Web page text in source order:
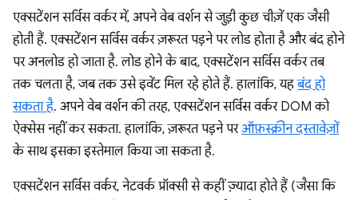
एक्सटेंशन सर्विस वर्कर में, अपने वेब वर्शन से जुड़ी कुछ चीज़ें एक जैसी
होती हैं. एक्सटेंशन सर्विस वर्कर ज़रूरत पड़ने पर लोड होता है और बंद होने
पर अनलोड हो जाता है. लोड होने के बाद, एक्सटेंशन सर्विस वर्कर तब
तक चलता है, जब तक उसे इवेंट मिल रहे होते हैं. हालांकि, यहबंद हो
सकता है. अपने वेब वर्शन की तरह, एक्सटेंशन सर्विस वर्कर DOM को
ऐक्सेस नहीं कर सकता. हालांकि, ज़रूरत पड़ने परऑफ़स्क्रीन दस्तावेज़ों
के साथ इसका इस्तेमाल किया जा सकता है.
एक्सटेंशन सर्विस वर्कर, नेटवर्क प्रॉक्सी से कहीं ज़्यादा होते हैं (जैसा कि